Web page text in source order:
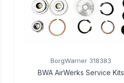
BorgWarner 318383
BWA AirWerks Service Kits